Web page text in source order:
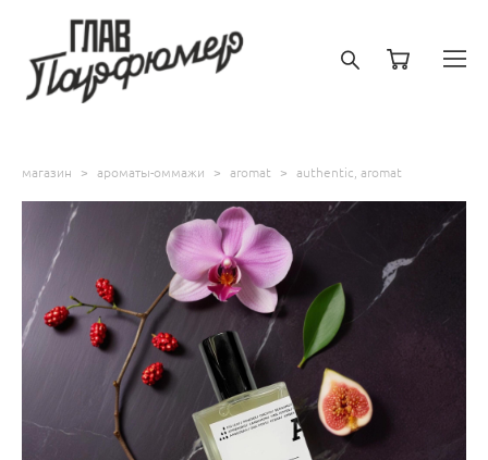
магазин > ароматы-оммажи > aromat > authentic, aromat